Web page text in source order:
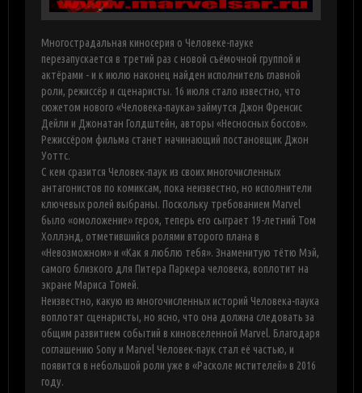
Многострадальная киносерия о Человеке-пауке
перезапускается в третий раз с новой съёмочной группой и
актёрами - и к июлю наконец найден исполнитель главной
роли, режиссёр и сценаристы. 16 июля стало известно, что
сюжетом нового «Человека-паука» займутся Джон Френсис
Дейли и Джонатан Голдштейн, авторы «Несносных боссов».
Режиссёром фильма станет начинающий постановщик Джон
Уоттс.
С кем сразится Человек-паук из своих многочисленных
антагонистов по комиксам, пока неизвестно, но исполнители
ключевых ролей выбраны. Поскольку требованием Marvel
было «омоложение» героя, теперь его сыграет 19-летний Том
Холлэнд, отметившийся ролями второго плана в
«Невозможном» и «Как я люблю тебя». Знаменитую тётю Мэй,
самого близкого для Питера Паркера человека, воплотит на
экране Мариса Томей.
Неизвестно, какую из многочисленных историй Человека-паука
воплотят сценаристы, но ясно, что она должна следовать за
общим развитием событий в киновселенной Marvel. Благодаря
соглашению Sony и Marvel Человек-паук стал её частью, и
появится в небольшой роли уже в «Расколе мстителей» в 2016
году.